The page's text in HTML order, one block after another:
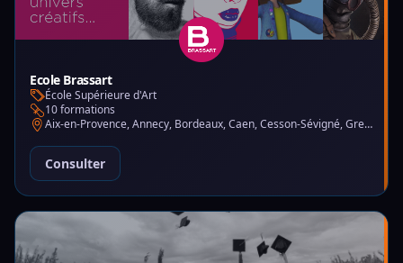
Ecole Brassart
École Supérieure d'Art
10 formations
Aix-en-Provence, Annecy, Bordeaux, Caen, Cesson-Sévigné, Grenoble, Lille, Lyon, Montpellier, Nantes, Nice, Paris, Toulouse, Tours
Consulter